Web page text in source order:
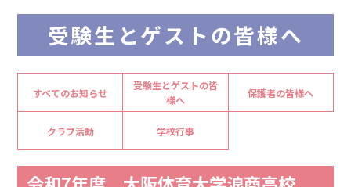
受験生とゲストの皆様へ
すべてのお知らせ
受験生とゲストの皆
様へ
保護者の皆様へ
クラブ活動 学校行事